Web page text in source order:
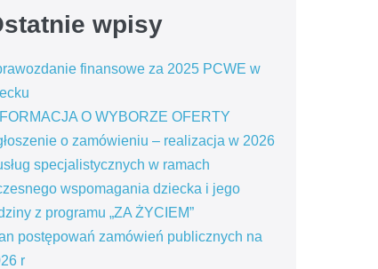
wpisy
finansowe za 2025 PCWE w
O WYBORZE OFERTY
o zamówieniu – realizacja w 2026
specjalistycznych w ramach
wspomagania dziecka i jego
z programu „ZA ŻYCIEM”
postępowań zamówień publicznych na
r